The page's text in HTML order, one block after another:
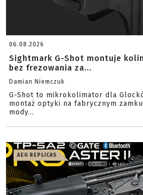
06.08.2026
Sightmark G-Shot montuje
bez frezowania za...
Damian Niemczuk
G-Shot to mikrokolimator dla
montaż optyki na fabrycznym
mody...
AEG REPLICAS